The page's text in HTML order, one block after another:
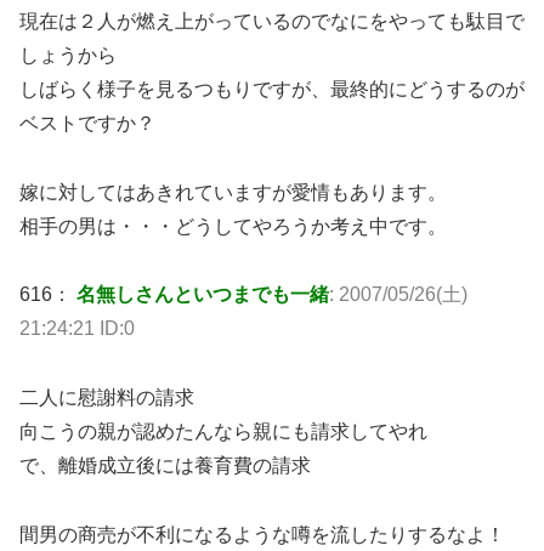
現在は２人が燃え上がっているのでなにをやっても駄目で
しょうから
しばらく様子を見るつもりですが、最終的にどうするのが
ベストですか？
嫁に対してはあきれていますが愛情もあります。
相手の男は・・・どうしてやろうか考え中です。
616： 名無しさんといつまでも一緒: 2007/05/26(土)
21:24:21 ID:0
二人に慰謝料の請求
向こうの親が認めたんなら親にも請求してやれ
で、離婚成立後には養育費の請求
間男の商売が不利になるような噂を流したりするなよ！